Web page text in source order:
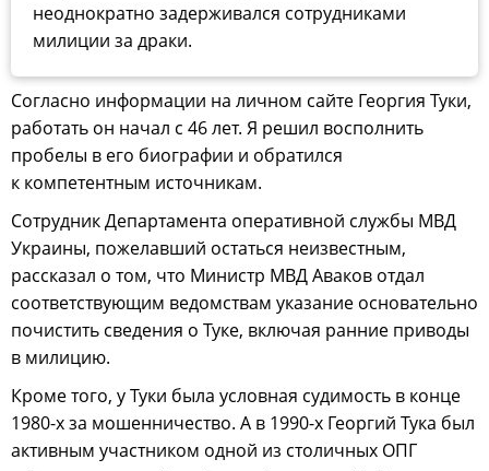
неоднократно задерживался сотрудниками
милиции за драки.
Согласно информации на личном сайте Георгия Туки,
работать он начал с 46 лет. Я решил восполнить
пробелы в его биографии и обратился
к компетентным источникам.
Сотрудник Департамента оперативной службы МВД
Украины, пожелавший остаться неизвестным,
рассказал о том, что Министр МВД Аваков отдал
соответствующим ведомствам указание основательно
почистить сведения о Туке, включая ранние приводы
в милицию.
Кроме того, у Туки была условная судимость в конце
1980-х за мошенничество. А в 1990-х Георгий Тука был
активным участником одной из столичных ОПГ